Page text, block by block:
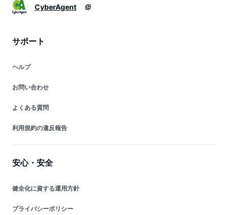
CyberAgent
サポート
ヘルプ
お問い合わせ
よくある質問
利用規約の違反報告
安心・安全
健全化に資する運用方針
プライバシーポリシー